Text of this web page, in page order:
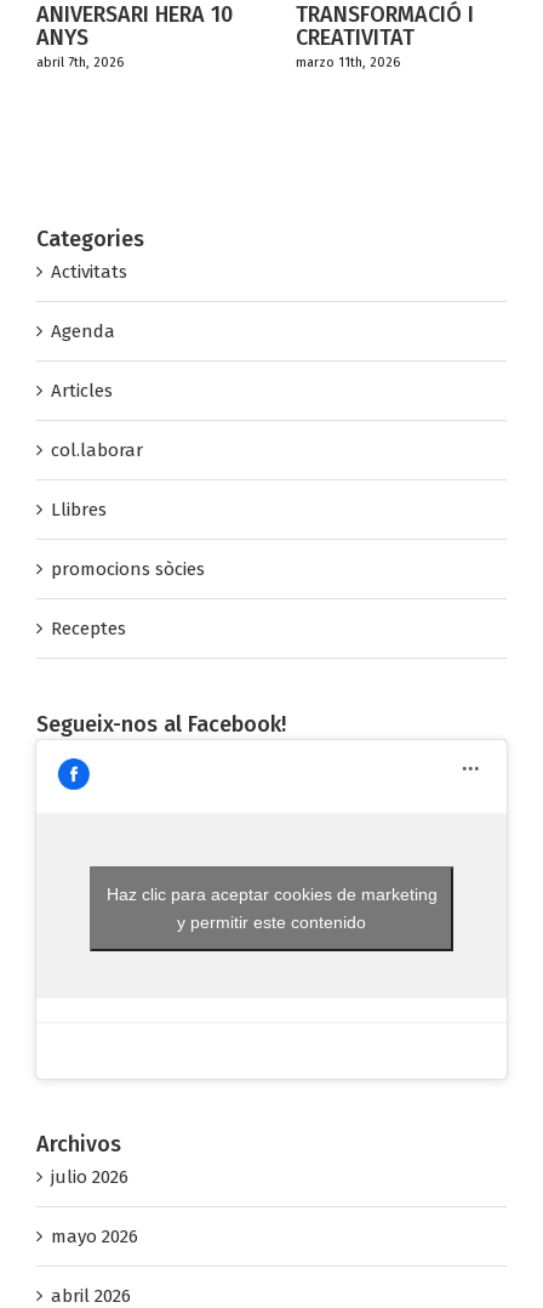
10
TRANSFORMACIÓ I
DIA
Categories
Activitats
Agenda
Articles
col.laborar
Llibres
promocions sòcies
Receptes
Segueix-nos al Facebook!
Haz clic para aceptar cookies de marketing
y permitir este contenido
Archivos
julio 2026
mayo 2026